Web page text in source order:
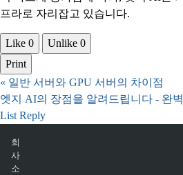
프라로 자리잡고 있습니다.
Like 0 Unlike 0
Print
« 일반 서버와 GPU 서버의 차이점
엣지 AI의 장점을 알려드립니다 - 완
List Reply
회
사
소